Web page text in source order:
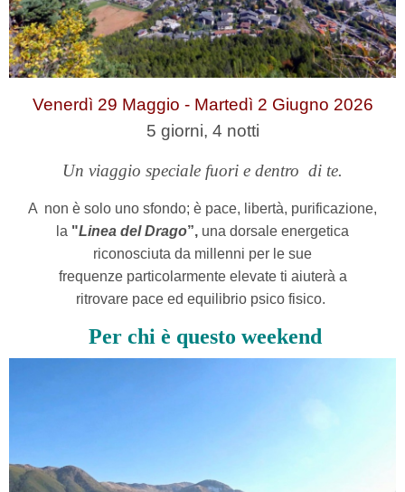
Venerdì 29 Maggio - Martedì 2 Giugno 2026
5 giorni, 4 notti
Un viaggio speciale fuori e dentro di te.
A non è solo uno sfondo; è pace, libertà, purificazione,
la "Linea del Drago”, una dorsale energetica
riconosciuta da millenni per le sue
frequenze particolarmente elevate ti aiuterà a
ritrovare pace ed equilibrio psico fisico.
Per chi è questo weekend